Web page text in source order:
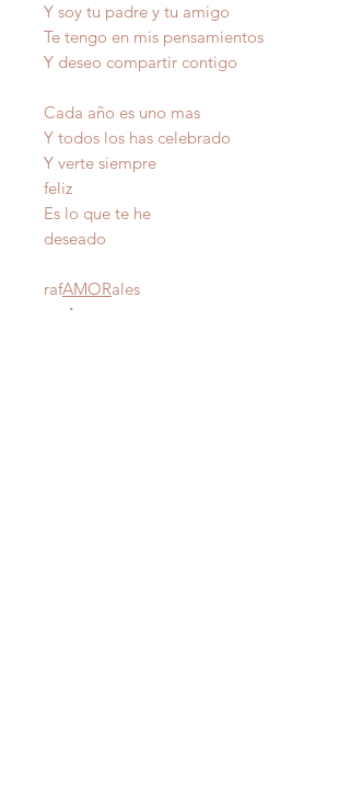
Y soy tu padre y tu amigo
Te tengo en mis pensamientos
Y deseo compartir contigo
Cada año es uno mas
Y todos los has celebrado
Y verte siempre
feliz
Es lo que te he
deseado
rafAMORales
Autor